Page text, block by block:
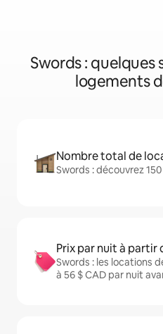
Swords : quelques
logements
Nombre total de
Swords : découvrez
Prix par nuit à partir
Swords : les locations
à 56 $ CAD par nuit